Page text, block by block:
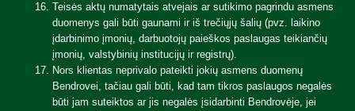
Teisės aktų numatytais atvejais ar sutikimo pagrindu asmens
duomenys gali būti gaunami ir iš trečiųjų šalių (pvz. laikino
įdarbinimo įmonių, darbuotojų paieškos paslaugas teikiančių
įmonių, valstybinių institucijų ir registrų).
Nors klientas neprivalo pateikti jokių asmens duomenų
Bendrovei, tačiau gali būti, kad tam tikros paslaugos negalės
būti jam suteiktos ar jis negalės įsidarbinti Bendrovėje, jei